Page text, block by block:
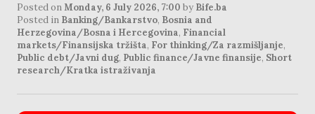
Posted on Monday, 6 July 2026, 7:00 by Bife.ba
Posted in Banking/Bankarstvo, Bosnia and
Herzegovina/Bosna i Hercegovina, Financial
markets/Finansijska tržišta, For thinking/Za razmišljanje,
Public debt/Javni dug, Public finance/Javne finansije, Short
research/Kratka istraživanja